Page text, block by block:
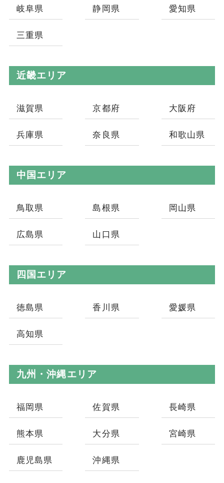
岐阜県 静岡県 愛知県
三重県
近畿エリア
滋賀県 京都府 大阪府
兵庫県 奈良県 和歌山県
中国エリア
鳥取県 島根県 岡山県
広島県 山口県
四国エリア
徳島県 香川県 愛媛県
高知県
九州・沖縄エリア
福岡県 佐賀県 長崎県
熊本県 大分県 宮崎県
鹿児島県 沖縄県